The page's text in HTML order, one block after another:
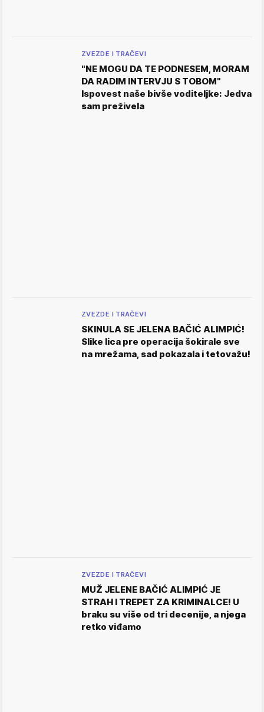
ZVEZDE I TRAČEVI
"NE MOGU DA TE PODNESEM, MORAM
DA RADIM INTERVJU S TOBOM"
Ispovest naše bivše voditeljke: Jedva
sam preživela
ZVEZDE I TRAČEVI
SKINULA SE JELENA BAČIĆ ALIMPIĆ!
Slike lica pre operacija šokirale sve
na mrežama, sad pokazala i tetovažu!
ZVEZDE I TRAČEVI
MUŽ JELENE BAČIĆ ALIMPIĆ JE
STRAH I TREPET ZA KRIMINALCE! U
braku su više od tri decenije, a njega
retko viđamo